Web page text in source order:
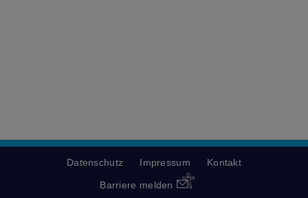
Datenschutz Impressum Kontakt
Barriere melden